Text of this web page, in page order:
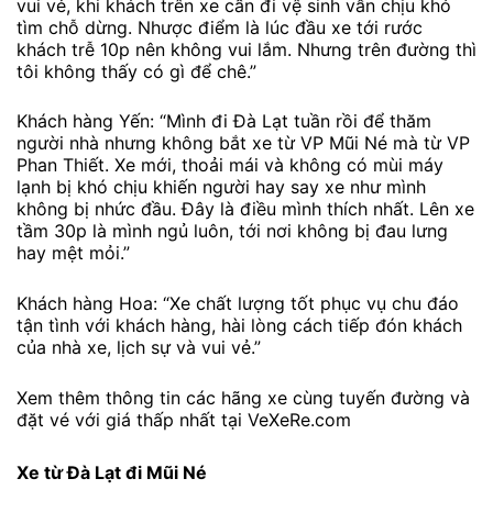
vui vẻ, khi khách trên xe cần đi vệ sinh vẫn chịu khó
tìm chỗ dừng. Nhược điểm là lúc đầu xe tới rước
khách trễ 10p nên không vui lắm. Nhưng trên đường thì
tôi không thấy có gì để chê.”
Khách hàng Yến: “Mình đi Đà Lạt tuần rồi để thăm
người nhà nhưng không bắt xe từ VP Mũi Né mà từ VP
Phan Thiết. Xe mới, thoải mái và không có mùi máy
lạnh bị khó chịu khiến người hay say xe như mình
không bị nhức đầu. Đây là điều mình thích nhất. Lên xe
tầm 30p là mình ngủ luôn, tới nơi không bị đau lưng
hay mệt mỏi.”
Khách hàng Hoa: “Xe chất lượng tốt phục vụ chu đáo
tận tình với khách hàng, hài lòng cách tiếp đón khách
của nhà xe, lịch sự và vui vẻ.”
Xem thêm thông tin các hãng xe cùng tuyến đường và
đặt vé với giá thấp nhất tại VeXeRe.com
Xe từ Đà Lạt đi Mũi Né